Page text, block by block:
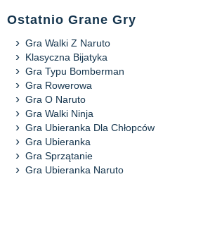
Ostatnio Grane Gry
Gra Walki Z Naruto
Klasyczna Bijatyka
Gra Typu Bomberman
Gra Rowerowa
Gra O Naruto
Gra Walki Ninja
Gra Ubieranka Dla Chłopców
Gra Ubieranka
Gra Sprzątanie
Gra Ubieranka Naruto